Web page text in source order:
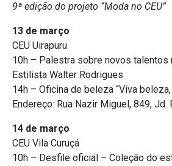
9ª edição do projeto “Moda no CEU”
13 de março
CEU Uirapuru
10h – Palestra sobre novos talentos
Estilista Walter Rodrigues
14h – Oficina de beleza “Viva
Endereço: Rua Nazir Miguel, 849, Jd.
14 de março
CEU Vila Curuçá
10h – Desfile oficial – Coleção do